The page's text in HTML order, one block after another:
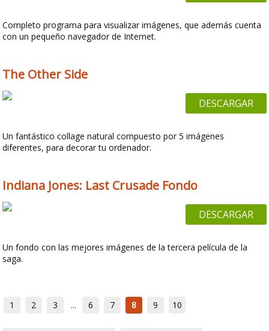
Completo programa para visualizar imágenes, que además cuenta
con un pequeño navegador de Internet.
The Other Side
DESCARGAR
Un fantástico collage natural compuesto por 5 imágenes
diferentes, para decorar tu ordenador.
Indiana Jones: Last Crusade Fondo
DESCARGAR
Un fondo con las mejores imágenes de la tercera película de la
saga.
1 2 3 ... 6 7 8 9 10